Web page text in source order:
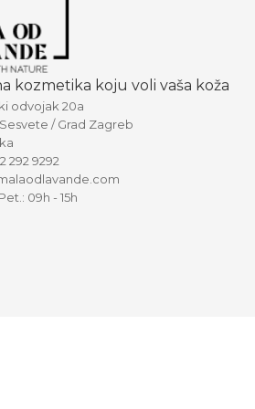
kozmetika koju voli vaša koža
odvojak 20a
/ Grad Zagreb
292 9292
09h - 15h